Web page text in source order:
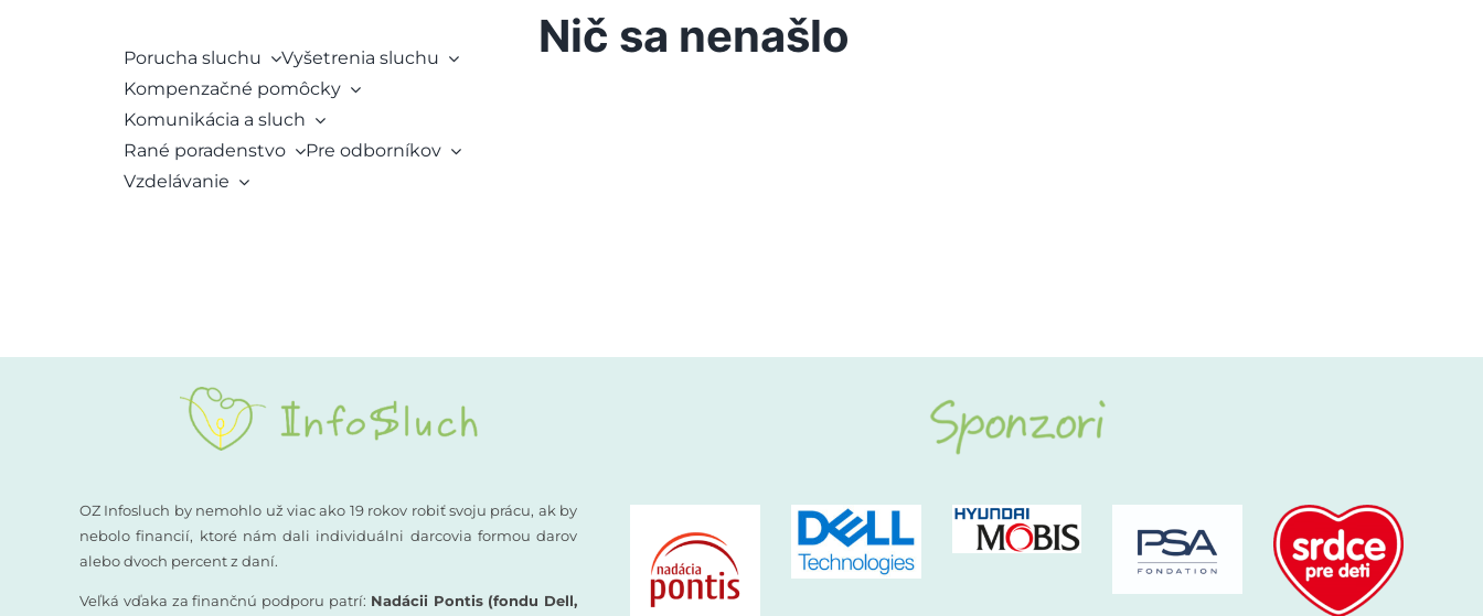
Porucha sluchu
Vyšetrenia sluchu
Kompenzačné pomôcky
Komunikácia a sluch
Rané poradenstvo
Pre odborníkov
Vzdelávanie
Nič sa nenašlo
OZ Infosluch by nemohlo už viac ako 19 rokov robiť svoju prácu, ak by
nebolo financií, ktoré nám dali individuálni darcovia formou darov
alebo dvoch percent z daní.
Veľká vďaka za finančnú podporu patrí: Nadácii Pontis (fondu Dell,